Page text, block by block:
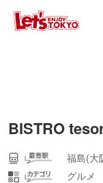
BISTRO
福島(大
グルメ